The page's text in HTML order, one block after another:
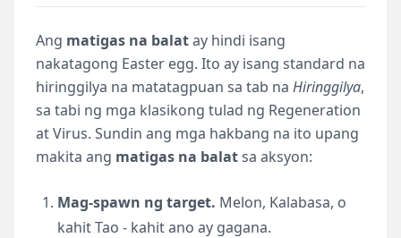
Ang matigas na balatay hindi isang
nakatagong Easter egg. Ito ay isang standard na
hiringgilya na matatagpuan sa tab na Hiringgilya,
sa tabi ng mga klasikong tulad ng Regeneration
at Virus. Sundin ang mga hakbang na ito upang
makita ang matigas na balatsa aksyon:
Mag-spawn ng target. Melon, Kalabasa, o
kahit Tao - kahit ano ay gagana.